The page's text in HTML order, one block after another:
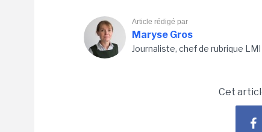
Article rédigé par
Maryse Gros
Journaliste, chef de rubrique LMI
Cet